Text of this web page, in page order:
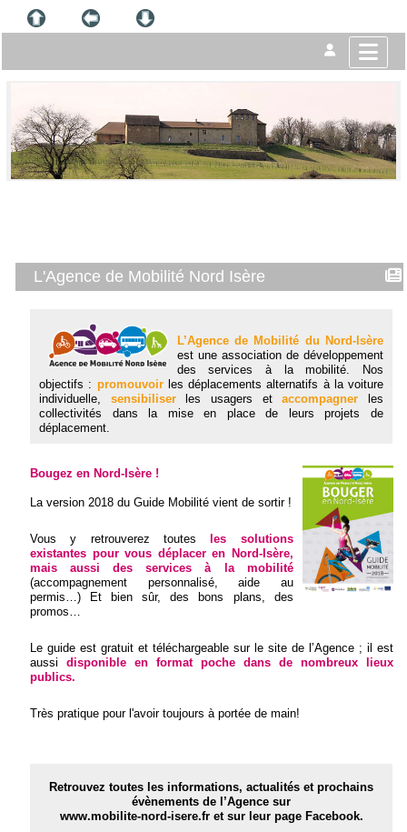
L'Agence de Mobilité Nord Isère
L’Agence de Mobilité du Nord-Isère
est une association de développement
des services à la mobilité. Nos
objectifs : promouvoirles déplacements alternatifs à la voiture
individuelle, sensibiliser les usagers etaccompagner
les
collectivités dans la mise en place de leurs projets de
déplacement.
Bougez en Nord-Isère !
La version 2018 du Guide Mobilité vient de sortir !
Vous y retrouverez toutes
les solutions
existantes pour vous déplacer en Nord-Isère,
mais aussi des services à la mobilité
(accompagnement personnalisé, aide au
permis…) Et bien sûr, des bons plans, des
promos…
Le guide est gratuit et téléchargeable sur le site de l’Agence ; il est
aussi disponible en format poche dans de nombreux lieux
publics.
Très pratique pour l'avoir toujours à portée de main!
Retrouvez toutes les informations, actualités et prochains
évènements de l’Agence sur
www.mobilite-nord-isere.fret sur leur page Facebook.